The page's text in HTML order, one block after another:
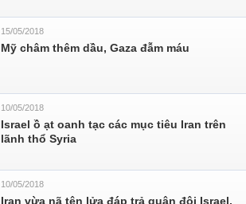
15/05/2018
Mỹ châm thêm dầu, Gaza đẫm máu
10/05/2018
Israel ồ ạt oanh tạc các mục tiêu Iran trên
lãnh thổ Syria
10/05/2018
Iran vừa nã tên lửa đáp trả quân đội Israel,